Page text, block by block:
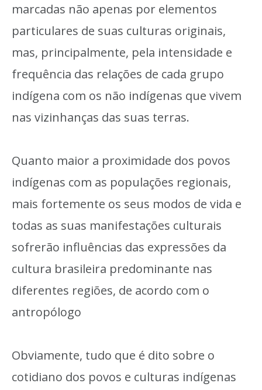
marcadas não apenas por elementos
particulares de suas culturas originais,
mas, principalmente, pela intensidade e
frequência das relações de cada grupo
indígena com os não indígenas que vivem
nas vizinhanças das suas terras.
Quanto maior a proximidade dos povos
indígenas com as populações regionais,
mais fortemente os seus modos de vida e
todas as suas manifestações culturais
sofrerão influências das expressões da
cultura brasileira predominante nas
diferentes regiões, de acordo com o
antropólogo
Obviamente, tudo que é dito sobre o
cotidiano dos povos e culturas indígenas